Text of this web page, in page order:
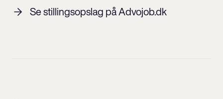
Se stillingsopslag på Advojob.dk